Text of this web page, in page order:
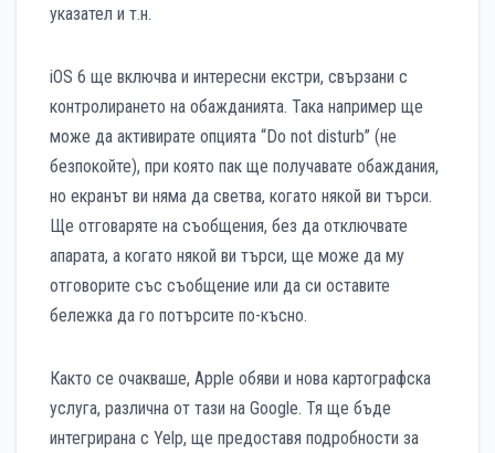
указател и т.н.
iOS 6 ще включва и интересни екстри, свързани с
контролирането на обажданията. Така например ще
може да активирате опцията “Do not disturb” (не
безпокойте), при която пак ще получавате обаждания,
но екранът ви няма да светва, когато някой ви търси.
Ще отговаряте на съобщения, без да отключвате
апарата, а когато някой ви търси, ще може да му
отговорите със съобщение или да си оставите
бележка да го потърсите по-късно.
Както се очакваше, Apple обяви и нова картографска
услуга, различна от тази на Google. Тя ще бъде
интегрирана с Yelp, ще предоставя подробности за